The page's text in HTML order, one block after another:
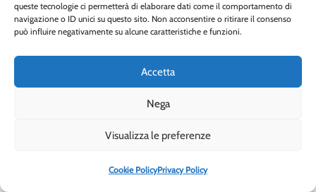
queste tecnologie ci permetterà di elaborare dati come il comportamento di
navigazione o ID unici su questo sito. Non acconsentire o ritirare il consenso
può influire negativamente su alcune caratteristiche e funzioni.
Accetta
Nega
Visualizza le preferenze
Cookie PolicyPrivacy Policy
Processi decisionali automatizzati
Quando una decisione che può produrre effetti giuridici
significativo sulla sua persona è presa
esclusivamente con strumenti tecnologici e senza
Nell’ambito delle finalità descritte in questo
Personali dell’Utente per prendere decisioni basate
automatizzati. Questo Sito Web ricorre a processi
decisionali automatizzati nella misura in cui sia